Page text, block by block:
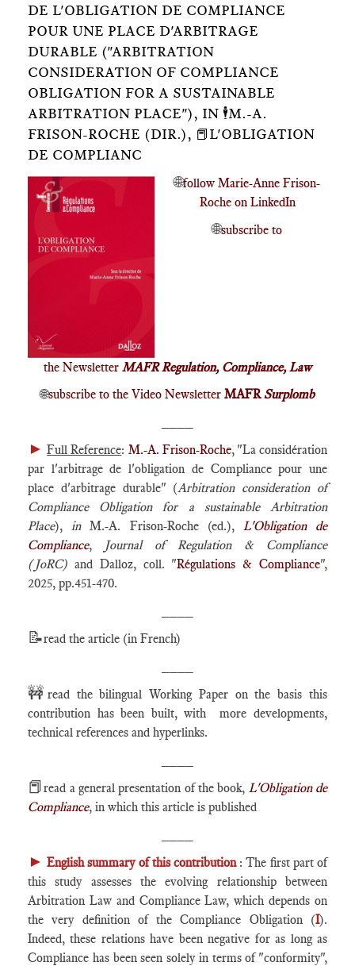
DE L'OBLIGATION DE COMPLIANCE
POUR UNE PLACE D'ARBITRAGE
DURABLE ("ARBITRATION
CONSIDERATION OF COMPLIANCE
OBLIGATION FOR A SUSTAINABLE
ARBITRATION PLACE"), IN 🕴️M.-A.
FRISON-ROCHE (DIR.), 📕L'OBLIGATION
DE COMPLIANC
🌐follow Marie-Anne Frison-
Roche on LinkedIn
🌐subscribe to
the Newsletter MAFR Regulation, Compliance, Law
🌐subscribe to the Video Newsletter MAFRSurplomb
► Full Reference: M.-A. Frison-Roche, "La considération
par l'arbitrage de l'obligation de Compliance pour une
place d'arbitrage durable" (Arbitration consideration of
Compliance Obligation for a sustainable Arbitration
Place), inM.-A. Frison-Roche (ed.),
L'Obligation de
Compliance,
Journal of Regulation & Compliance
(JoRC) and Dalloz, coll. "Régulations & Compliance",
2025, pp.451-470.
📝read the article (in French)
🚧 read the bilingual Working Paper on the basis this
contribution has been built, with more developments,
technical references and hyperlinks.
📕read a general presentation of the book, L'Obligation de
Compliance, in which this article is published
► English summary of this contribution : The first part of
this study assesses the evolving relationship between
Arbitration Law and Compliance Law, which depends on
the very definition of the Compliance Obligation (I).
Indeed, these relations have been negative for as long as
Compliance has been seen solely in terms of "conformity",